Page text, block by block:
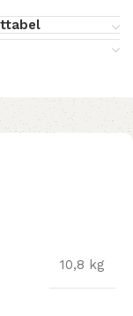
10,8 kg